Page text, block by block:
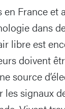
en France et
dans
libre est
doivent
source
les signaux